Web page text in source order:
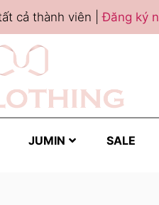
cả thành viên |Đăng ký
JUMIN SALE